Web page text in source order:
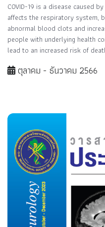
COVID-19 is a disease caused
affects the respiratory system,
abnormal blood clots and
people with underlying health
lead to an increased risk of
ตุลาคม - ธันวาคม 2566